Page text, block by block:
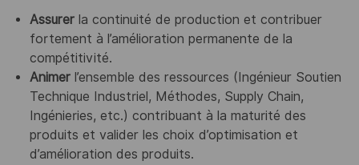
Assurer la continuité de production et contribuer
fortement à l’amélioration permanente de la
compétitivité.
Animerl’ensemble des ressources (Ingénieur Soutien
Technique Industriel, Méthodes, Supply Chain,
Ingénieries, etc.) contribuant à la maturité des
produits et valider les choix d’optimisation et
d’amélioration des produits.